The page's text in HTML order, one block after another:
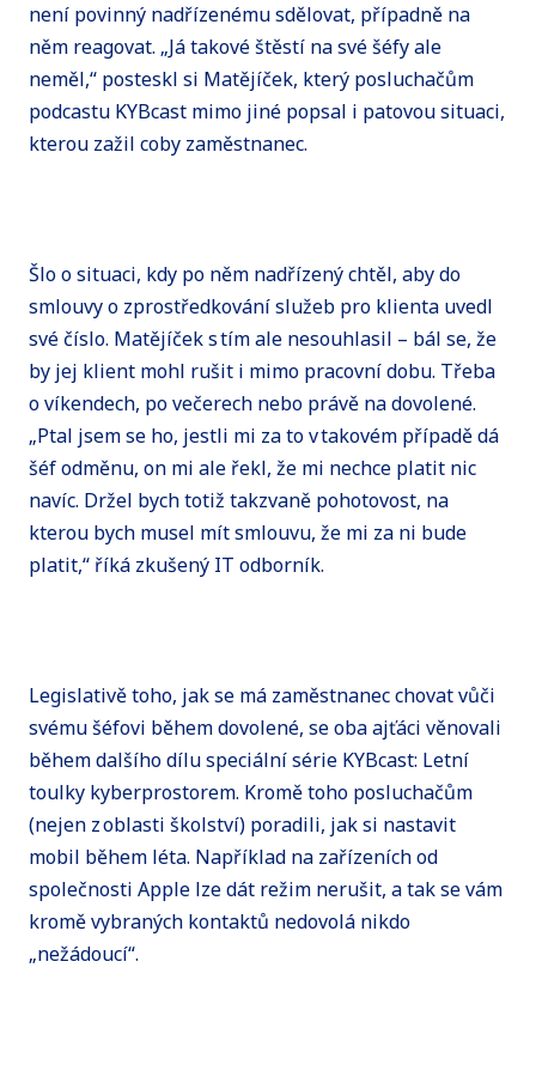
není povinný nadřízenému sdělovat, případně na
něm reagovat. „Já takové štěstí na své šéfy ale
neměl,“ posteskl si Matějíček, který posluchačům
podcastu KYBcast mimo jiné popsal i patovou situaci,
kterou zažil coby zaměstnanec.
Šlo o situaci, kdy po něm nadřízený chtěl, aby do
smlouvy o zprostředkování služeb pro klienta uvedl
své číslo. Matějíček s tím ale nesouhlasil – bál se, že
by jej klient mohl rušit i mimo pracovní dobu. Třeba
o víkendech, po večerech nebo právě na dovolené.
„Ptal jsem se ho, jestli mi za to v takovém případě dá
šéf odměnu, on mi ale řekl, že mi nechce platit nic
navíc. Držel bych totiž takzvaně pohotovost, na
kterou bych musel mít smlouvu, že mi za ni bude
platit,“ říká zkušený IT odborník.
Legislativě toho, jak se má zaměstnanec chovat vůči
svému šéfovi během dovolené, se oba ajťáci věnovali
během dalšího dílu speciální série KYBcast: Letní
toulky kyberprostorem. Kromě toho posluchačům
(nejen z oblasti školství) poradili, jak si nastavit
mobil během léta. Například na zařízeních od
společnosti Apple lze dát režim nerušit, a tak se vám
kromě vybraných kontaktů nedovolá nikdo
„nežádoucí“.